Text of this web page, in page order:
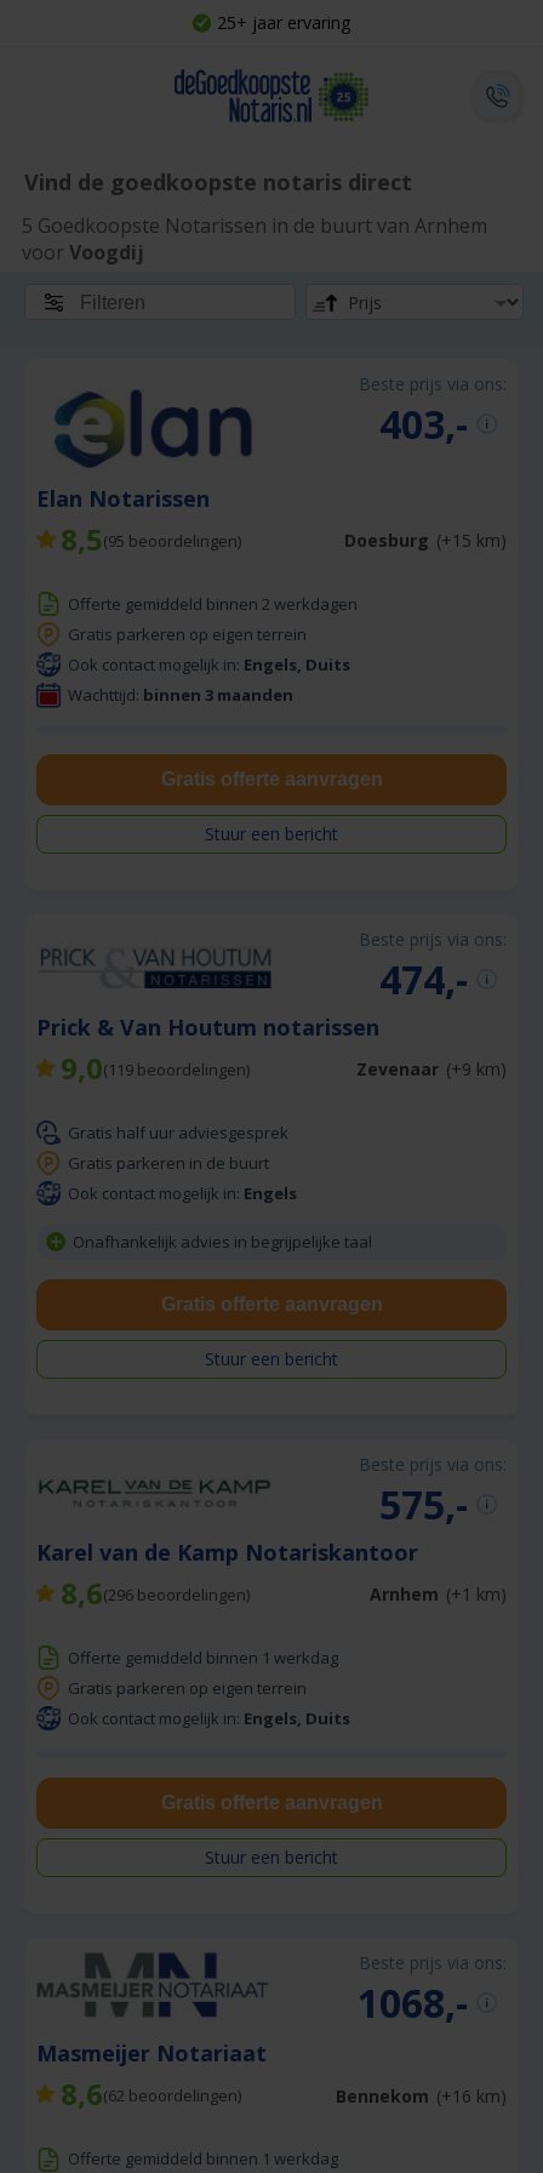
25+ jaar ervaring
Vind de goedkoopste notaris direct
5 Goedkoopste Notarissen in de buurt van Arnhem
voorVoogdij
Filteren
Beste prijs via ons:
403,-
Elan Notarissen
8,5(95 beoordelingen) Doesburg (+15 km)
Offerte gemiddeld binnen 2 werkdagen
Gratis parkeren op eigen terrein
Ook contact mogelijk in: Engels, Duits
Wachttijd: binnen 3 maanden
Gratis offerte aanvragen
Stuur een bericht
Beste prijs via ons:
474,-
Prick & Van Houtum notarissen
9,0(119 beoordelingen) Zevenaar (+9 km)
Gratis half uur adviesgesprek
Gratis parkeren in de buurt
Ook contact mogelijk in: Engels
Onafhankelijk advies in begrijpelijke taal
Gratis offerte aanvragen
Stuur een bericht
Beste prijs via ons:
575,-
Karel van de Kamp Notariskantoor
8,6(296 beoordelingen) Arnhem (+1 km)
Offerte gemiddeld binnen 1 werkdag
Gratis parkeren op eigen terrein
Ook contact mogelijk in: Engels, Duits
Gratis offerte aanvragen
Stuur een bericht
Beste prijs via ons:
1068,-
Masmeijer Notariaat
8,6(62 beoordelingen) Bennekom (+16 km)
Offerte gemiddeld binnen 1 werkdag